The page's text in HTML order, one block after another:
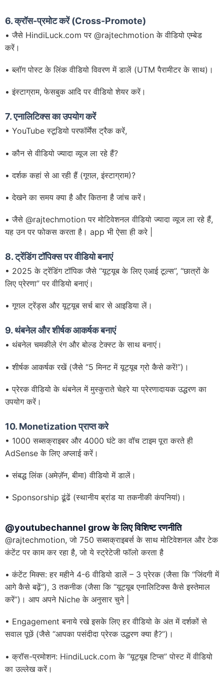
6.क्रॉस-प्रमोट करें (Cross-Promote)
• जैसे HindiLuck.com पर @rajtechmotion के वीडियो एम्बेड
करें।
• ब्लॉग पोस्ट के लिंक वीडियो विवरण में डालें (UTM पैरामीटर के साथ)।
• इंस्टाग्राम, फेसबुक आदि पर वीडियो शेयर करें।
7.एनालिटिक्स का उपयोग करें
• YouTube स्टूडियो परफॉर्मेंस ट्रैक करें,
• कौन से वीडियो ज्यादा व्यूज ला रहे हैं?
• दर्शक कहां से आ रही हैं (गूगल, इंस्टाग्राम)?
• देखने का समय क्या है और कितना है जांच करें।
• जैसे @rajtechmotion पर मोटिवेशनल वीडियो ज्यादा व्यूज ला रहे हैं,
यह उन पर फोकस करता है। app भी ऐसा ही करे |
8.ट्रेंडिंग टॉपिक्स पर वीडियो बनाएं
• 2025 के ट्रेंडिंग टॉपिक जैसे “यूट्यूब के लिए एआई टूल्स”, “छात्रों के
लिए प्रेरणा” पर वीडियो बनाएं।
• गूगल ट्रेंड्स और यूट्यूब सर्च बार से आइडिया लें।
9. थंबनेल और शीर्षक आकर्षक बनाएं
• थंबनेल चमकीले रंग और बोल्ड टेक्स्ट के साथ बनाएं।
• शीर्षक आकर्षक रखें (जैसे “5 मिनट में यूट्यूब ग्रो कैसे करें!”)।
• प्रेरक वीडियो के थंबनेल में मुस्कुराते चेहरे या प्रेरणादायक उद्धरण का
उपयोग करें।
10. Monetization प्राप्त करे
• 1000 सब्सक्राइबर और 4000 घंटे का वॉच टाइम पूरा करते ही
AdSense के लिए अप्लाई करें।
• संबद्ध लिंक (अमेज़ॅन, बीमा) वीडियो में डालें।
• Sponsorship ढूंढें (स्थानीय ब्रांड या तकनीकी कंपनियां)।
@youtubechannel grow के लिए विशिष्ट रणनीति
@rajtechmotion, जो 750 सब्सक्राइबर्स के साथ मोटिवेशनल और टेक
कंटेंट पर काम कर रहा है, जो ये स्ट्रेटेजी फॉलो करता है
• कंटेंट मिक्स: हर महीने 4-6 वीडियो डालें – 3 प्रेरक (जैसा कि “जिंदगी में
आगे कैसे बढ़ें”), 3 तकनीक (जैसा कि “यूट्यूब एनालिटिक्स कैसे इस्तेमाल
करें”)। आप अपने Niche के अनुसार चुने |
• Engagement बनाये रखे इसके लिए हर वीडियो के अंत में दर्शकों से
सवाल पूछें (जैसे “आपका पसंदीदा प्रेरक उद्धरण क्या है?”)।
• क्रॉस-प्रमोशन: HindiLuck.com के “यूट्यूब टिप्स” पोस्ट में वीडियो
का उल्लेख करें।